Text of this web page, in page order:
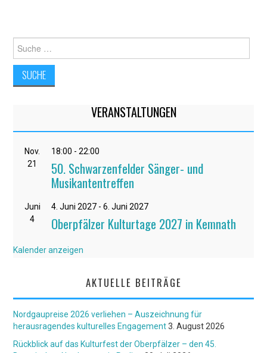
nach:
VERANSTALTUNGEN
Nov.
21
18:00 -22:00
50. Schwarzenfelder Sänger- und
Musikantentreffen
Juni
4
4. Juni 2027 -6. Juni 2027
Oberpfälzer Kulturtage 2027 in Kemnath
Kalender anzeigen
AKTUELLE BEITRÄGE
Nordgaupreise 2026 verliehen – Auszeichnung für
herausragendes kulturelles Engagement 3. August 2026
Rückblick auf das Kulturfest der Oberpfälzer – den 45.